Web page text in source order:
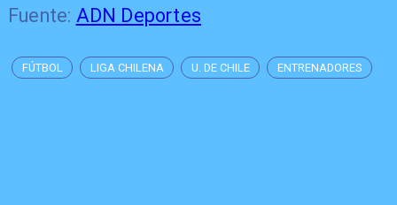
Fuente: ADN Deportes
FÚTBOL LIGA CHILENA U. DE CHILE ENTRENADORES